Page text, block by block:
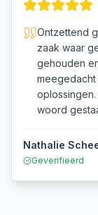
Ontzettend
zaak waar
gehouden
meegedacht
woord
Nathalie
Geverifieerd